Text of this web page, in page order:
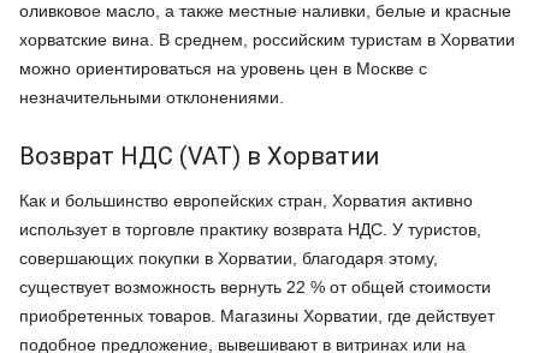
оливковое масло, а также местные наливки, белые и красные
хорватские вина. В среднем, российским туристам в Хорватии
можно ориентироваться на уровень цен в Москве с
незначительными отклонениями.
Возврат НДС (VAT) в Хорватии
Как и большинство европейских стран, Хорватия активно
использует в торговле практику возврата НДС. У туристов,
совершающих покупки в Хорватии, благодаря этому,
существует возможность вернуть 22 % от общей стоимости
приобретенных товаров. Магазины Хорватии, где действует
подобное предложение, вывешивают в витринах или на